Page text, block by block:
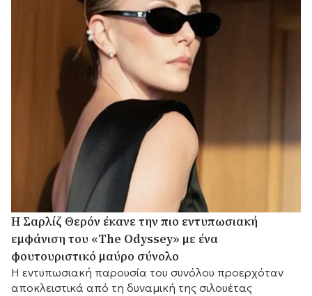
Η Σαρλίζ Θερόν έκανε την πιο εντυπωσιακή
εμφάνιση του «The Odyssey» με ένα
φουτουριστικό μαύρο σύνολο
Η εντυπωσιακή παρουσία του συνόλου προερχόταν
αποκλειστικά από τη δυναμική της σιλουέτας